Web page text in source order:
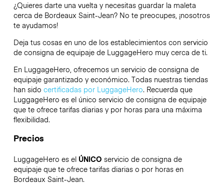
¿Quieres darte una vuelta y necesitas guardar la maleta
cerca de Bordeaux Saint-Jean? No te preocupes, ¡nosotros
te ayudamos!
Deja tus cosas en uno de los establecimientos con servicio
de consigna de equipaje de LuggageHero muy cerca de ti.
En LuggageHero, ofrecemos un servicio de consigna de
equipaje garantizado y económico. Todas nuestras tiendas
han sido certificadas por LuggageHero. Recuerda que
LuggageHero es el único servicio de consigna de equipaje
que te ofrece tarifas diarias y por horas para una máxima
flexibilidad.
Precios
LuggageHero es el ÚNICO servicio de consigna de
equipaje que te ofrece tarifas diarias o por horas en
Bordeaux Saint-Jean.